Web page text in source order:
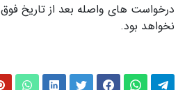
درخواست‌ های واصله بعد از تاریخ
نخواهد بود.